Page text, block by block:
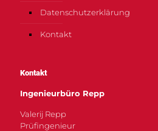
Datenschutzerklärung
Kontakt
Kontakt
Ingenieurbüro Repp
Valerij Repp
Prüfingenieur